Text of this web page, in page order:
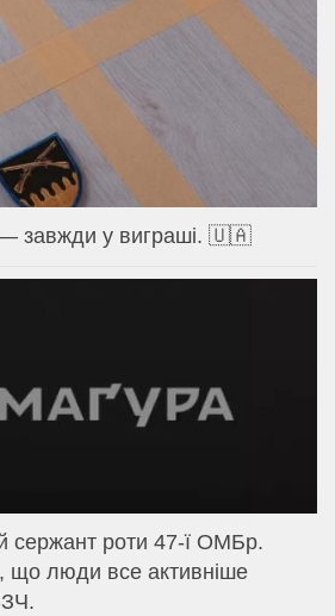
завжди у виграші. 🇺🇦
сержант роти 47-ї ОМБр.
що люди все активніше